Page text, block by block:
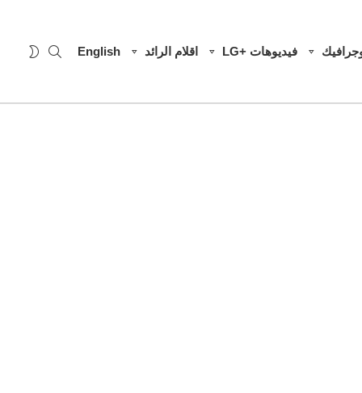
فيديوهات +LG اقلام الرائد English
SEARCH